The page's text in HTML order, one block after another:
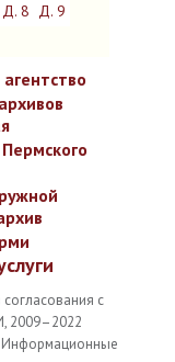
Д. 8 Д. 9
с
2009–2022
Информационные